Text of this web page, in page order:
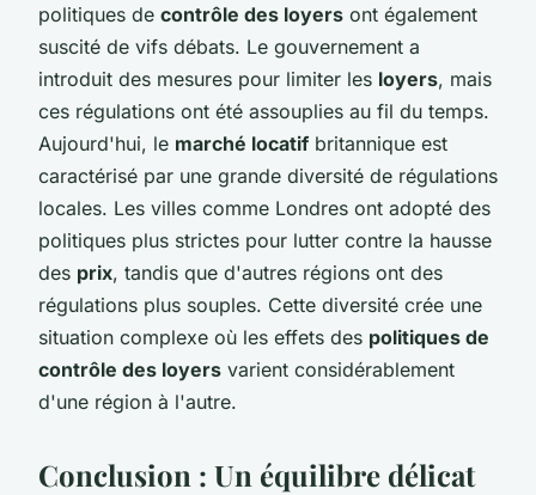
politiques de contrôle des loyers ont également
suscité de vifs débats. Le gouvernement a
introduit des mesures pour limiter les loyers, mais
ces régulations ont été assouplies au fil du temps.
Aujourd'hui, le marché locatif britannique est
caractérisé par une grande diversité de régulations
locales. Les villes comme Londres ont adopté des
politiques plus strictes pour lutter contre la hausse
des prix, tandis que d'autres régions ont des
régulations plus souples. Cette diversité crée une
situation complexe où les effets des politiques de
contrôle des loyers varient considérablement
d'une région à l'autre.
Conclusion : Un équilibre délicat